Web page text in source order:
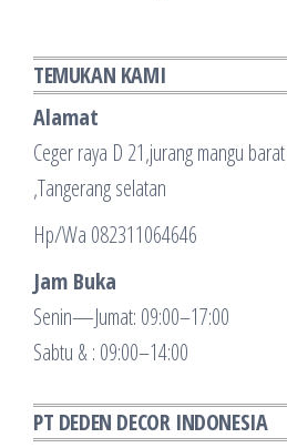
TEMUKAN KAMI
Alamat
Ceger raya D 21,jurang mangu
,Tangerang selatan
Hp/Wa 082311064646
Jam Buka
Senin—Jumat: 09:00–17:00
Sabtu & : 09:00–14:00
PT DEDEN DECOR INDONESIA